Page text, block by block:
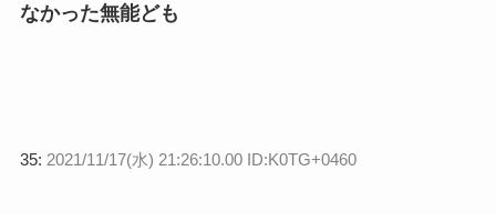
なかった無能ども
35: 2021/11/17(水) 21:26:10.00 ID:K0TG+0460